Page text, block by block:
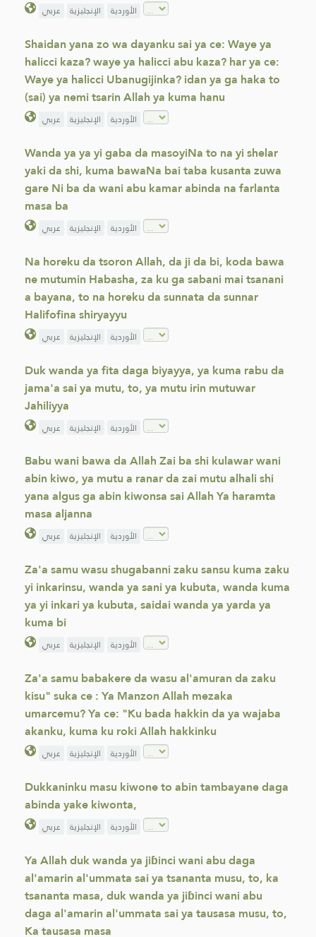
عربي الإنجليزية الأوردية
Shaidan yana zo wa dayanku sai ya ce: Waye ya
halicci kaza? waye ya halicci abu kaza? har ya ce:
Waye ya halicci Ubanugijinka? idan ya ga haka to
(sai) ya nemi tsarin Allah ya kuma hanu
عربي الإنجليزية الأوردية
Wanda ya ya yi gaba da masoyiNa to na yi shelar
yaki da shi, kuma bawaNa bai taba kusanta zuwa
gare Ni ba da wani abu kamar abinda na farlanta
masa ba
عربي الإنجليزية الأوردية
Na horeku da tsoron Allah, da ji da bi, koda bawa
ne mutumin Habasha, za ku ga sabani mai tsanani
a bayana, to na horeku da sunnata da sunnar
Halifofina shiryayyu
عربي الإنجليزية الأوردية
Duk wanda ya fita daga biyayya, ya kuma rabu da
jama'a sai ya mutu, to, ya mutu irin mutuwar
Jahiliyya
عربي الإنجليزية الأوردية
Babu wani bawa da Allah Zai ba shi kulawar wani
abin kiwo, ya mutu a ranar da zai mutu alhali shi
yana algus ga abin kiwonsa sai Allah Ya haramta
masa aljanna
عربي الإنجليزية الأوردية
Za'a samu wasu shugabanni zaku sansu kuma zaku
yi inkarinsu, wanda ya sani ya kubuta, wanda kuma
ya yi inkari ya kubuta, saidai wanda ya yarda ya
kuma bi
عربي الإنجليزية الأوردية
Za'a samu babakere da wasu al'amuran da zaku
kisu" suka ce : Ya Manzon Allah mezaka
umarcemu? Ya ce: "Ku bada hakkin da ya wajaba
akanku, kuma ku roki Allah hakkinku
عربي الإنجليزية الأوردية
Dukkaninku masu kiwone to abin tambayane daga
abinda yake kiwonta,
عربي الإنجليزية الأوردية
Ya Allah duk wanda ya jiɓinci wani abu daga
al'amarin al'ummata sai ya tsananta musu, to, ka
tsananta masa, duk wanda ya jiɓinci wani abu
daga al'amarin al'ummata sai ya tausasa musu, to,
Ka tausasa masa